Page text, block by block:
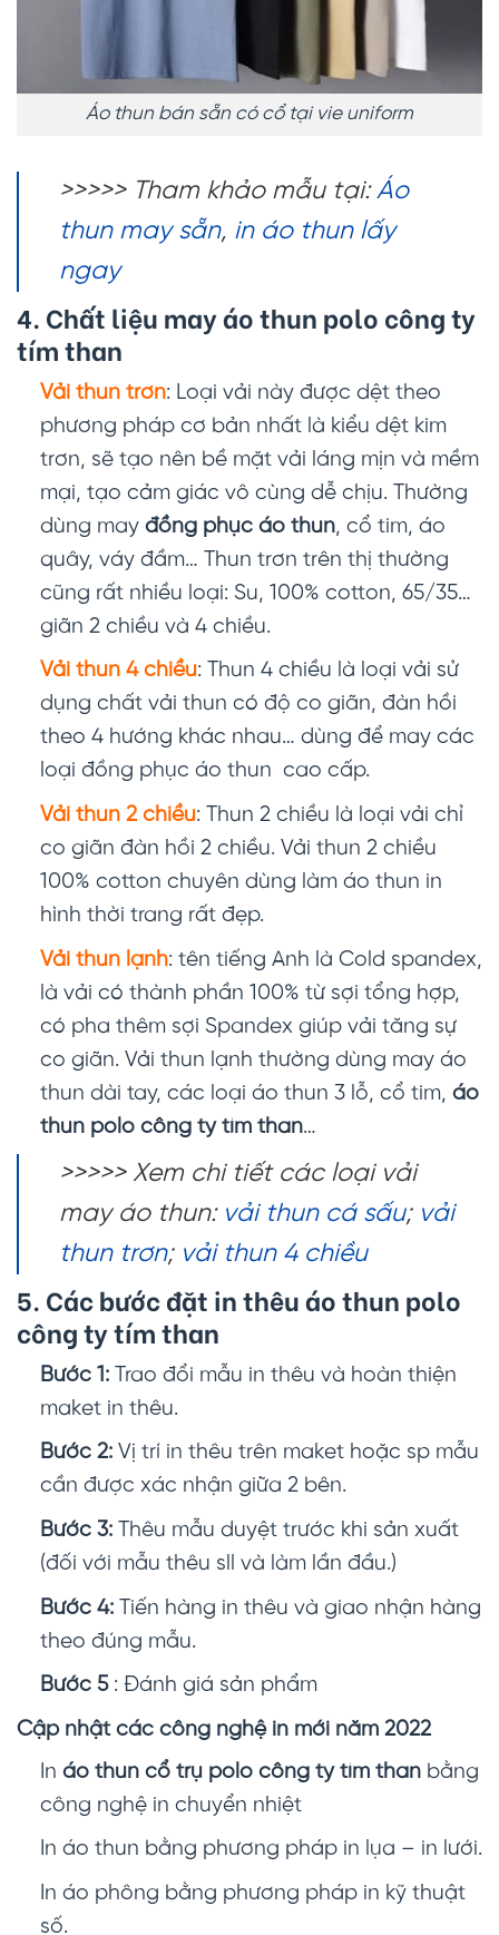
Áo thun bán sẵn có cổ tại vie uniform
>>>>> Tham khảo mẫu tại:Áo
thun may sẵn, in áo thun lấy
ngay
4. Chất liệu mayáo thun polo công ty
tím than
Vải thun trơn: Loại vải này được dệt theo
phương pháp cơ bản nhất là kiểu dệt kim
trơn, sẽ tạo nên bề mặt vải láng mịn và mềm
mại, tạo cảm giác vô cùng dễ chịu. Thường
dùng may đồng phục áo thun, cổ tim, áo
quây, váy đầm… Thun trơn trên thị thường
cũng rất nhiều loại: Su, 100% cotton, 65/35…
giãn 2 chiều và 4 chiều.
Vải thun 4 chiều: Thun 4 chiều là loại vải sử
dụng chất vải thun có độ co giãn, đàn hồi
theo 4 hướng khác nhau… dùng để may các
loại đồng phục áo thun cao cấp.
Vải thun 2 chiều: Thun 2 chiều là loại vải chỉ
co giãn đàn hồi 2 chiều. Vải thun 2 chiều
100% cotton chuyên dùng làm áo thun in
hình thời trang rất đẹp.
Vải thun lạnh: tên tiếng Anh là Cold spandex,
là vải có thành phần 100% từ sợi tổng hợp,
có pha thêm sợi Spandex giúp vải tăng sự
co giãn. Vải thun lạnh thường dùng may áo
thun dài tay, các loại áo thun 3 lỗ, cổ tim, áo
thun polo công ty tím than…
>>>>> Xem chi tiết các loại vải
may áo thun: vải thun cá sấu; vải
thun trơn; vải thun 4 chiều
5. Các bước đặt in thêuáo thun polo
công ty tím than
Bước 1:Trao đổi mẫu in thêu và hoàn thiện
maket in thêu.
Bước 2:Vị trí in thêu trên maket hoặc sp mẫu
cần được xác nhận giữa 2 bên.
Bước 3:Thêu mẫu duyệt trước khi sản xuất
(đối với mẫu thêu sll và làm lần đầu.)
Bước 4:Tiến hàng in thêu và giao nhận hàng
theo đúng mẫu.
Bước 5: Đánh giá sản phẩm
Cập nhật các công nghệ in mới năm 2022
In áo thun cổ trụ polo công ty tím than bằng
công nghệ in chuyển nhiệt
In áo thun bằng phương pháp in lụa – in lưới.
In áo phông bằng phương pháp in kỹ thuật
số.